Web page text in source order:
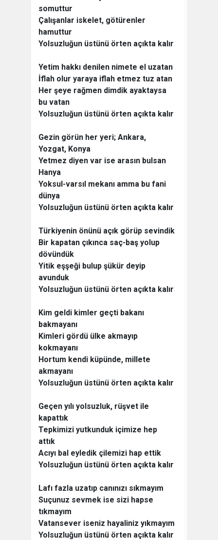
somuttur
Çalışanlar iskelet, götürenler
hamuttur
Yolsuzluğun üstünü örten açıkta kalır
Yetim hakkı denilen nimete el uzatan
İflah olur yaraya iflah etmez tuz atan
Her şeye rağmen dimdik ayaktaysa
bu vatan
Yolsuzluğun üstünü örten açıkta kalır
Gezin görün her yeri; Ankara,
Yozgat, Konya
Yetmez diyen var ise arasın bulsan
Hanya
Yoksul-varsıl mekanı amma bu fani
dünya
Yolsuzluğun üstünü örten açıkta kalır
Türkiyenin önünü açık görüp sevindik
Bir kapatan çıkınca saç-baş yolup
dövündük
Yitik eşşeği bulup şükür deyip
avunduk
Yolsuzluğun üstünü örten açıkta kalır
Kim geldi kimler geçti bakanı
bakmayanı
Kimleri gördü ülke akmayıp
kokmayanı
Hortum kendi küpünde, millete
akmayanı
Yolsuzluğun üstünü örten açıkta kalır
Geçen yılı yolsuzluk, rüşvet ile
kapattık
Tepkimizi yutkunduk içimize hep
attık
Acıyı bal eyledik çilemizi hap ettik
Yolsuzluğun üstünü örten açıkta kalır
Lafı fazla uzatıp canınızı sıkmayım
Suçunuz sevmek ise sizi hapse
tıkmayım
Vatansever iseniz hayaliniz yıkmayım
Yolsuzluğun üstünü örten açıkta kalır